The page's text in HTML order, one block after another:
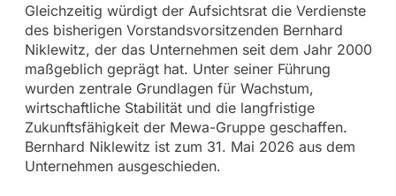
Gleichzeitig würdigt der Aufsichtsrat die Verdienste
des bisherigen Vorstandsvorsitzenden Bernhard
Niklewitz, der das Unternehmen seit dem Jahr 2000
maßgeblich geprägt hat. Unter seiner Führung
wurden zentrale Grundlagen für Wachstum,
wirtschaftliche Stabilität und die langfristige
Zukunftsfähigkeit der Mewa-Gruppe geschaffen.
Bernhard Niklewitz ist zum 31. Mai 2026 aus dem
Unternehmen ausgeschieden.